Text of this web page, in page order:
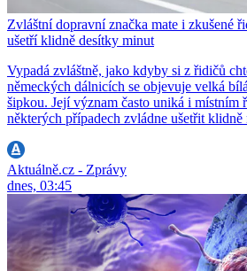
Zvláštní dopravní značka mate i zkušené
ušetří klidně desítky minut
Vypadá zvláštně, jako kdyby si z řidičů
německých dálnicích se objevuje velká
šipkou. Její význam často uniká i místním
některých případech zvládne ušetřit
Aktuálně.cz - Zprávy
dnes, 03:45